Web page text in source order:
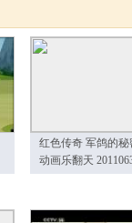
红色传奇 军鸽的秘
动画乐翻天